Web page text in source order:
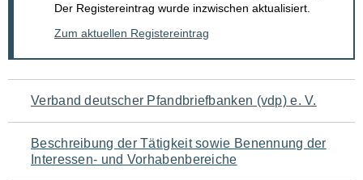
Der Registereintrag wurde inzwischen aktualisiert.
Zum aktuellen Registereintrag
Navigation
für
den
Verband deutscher Pfandbriefbanken (vdp) e. V.
Beschreibung der Tätigkeit sowie Benennung der
Interessen- und Vorhabenbereiche